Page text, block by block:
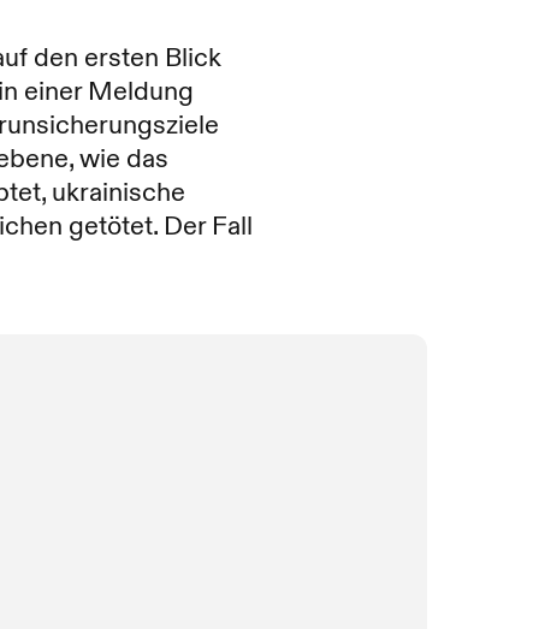
den ersten Blick
einer Meldung
wie das
ukrainische
getötet. Der Fall